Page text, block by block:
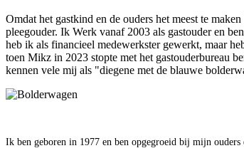
Omdat het gastkind en de ouders het meest te
pleegouder. Ik Werk vanaf 2003 als gastouder en
heb ik als financieel medewerkster gewerkt, maar
toen Mikz in 2023 stopte met het gastouderbureau
kennen vele mij als "diegene met de blauwe
Ik ben geboren in 1977 en ben opgegroeid bij mijn